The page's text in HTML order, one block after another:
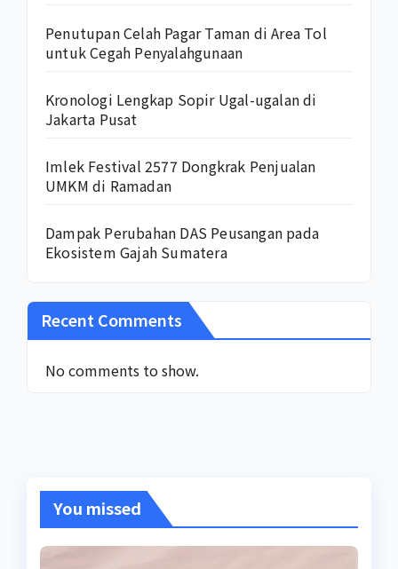
Penutupan Celah Pagar Taman di Area Tol
untuk Cegah Penyalahgunaan
Kronologi Lengkap Sopir Ugal-ugalan di
Jakarta Pusat
Imlek Festival 2577 Dongkrak Penjualan
UMKM di Ramadan
Dampak Perubahan DAS Peusangan pada
Ekosistem Gajah Sumatera
Recent Comments
No comments to show.
You missed